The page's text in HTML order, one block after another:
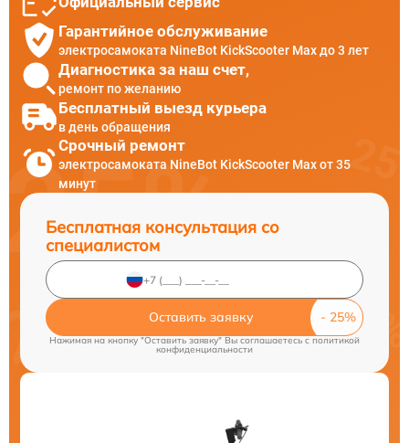
Гарантийное обслуживание
электросамоката NineBot KickScooter Max до 3 лет
Диагностика за наш счет,
ремонт по желанию
Бесплатный выезд курьера
в день обращения
Срочный ремонт
электросамоката NineBot KickScooter Max от 35
минут
Бесплатная консультация со
специалистом
Оставить заявку
Нажимая на кнопку "Оставить заявку" Вы соглашаетесь c политикой
конфиденциальности